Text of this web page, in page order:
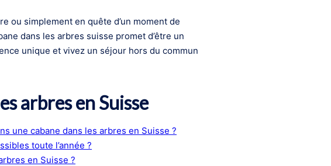
ou simplement en quête d’un moment de
dans les arbres suisse promet d’être un
unique et vivez un séjour hors du commun
arbres en Suisse
une cabane dans les arbres en Suisse ?
toute l’année ?
en Suisse ?